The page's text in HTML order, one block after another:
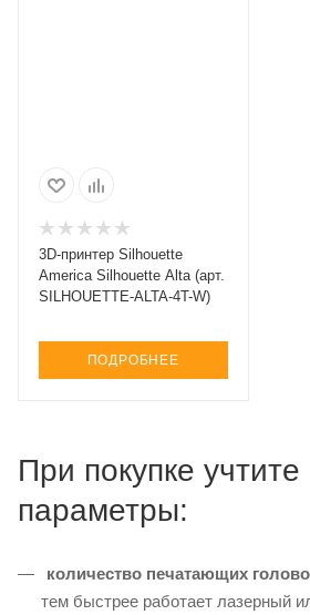
3D-принтер Silhouette
America Silhouette Alta (арт.
SILHOUETTE-ALTA-4T-W)
ПОДРОБНЕЕ
При покупке
параметры:
количество печатающих
тем быстрее работает лазерный